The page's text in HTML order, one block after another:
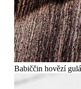
Babiččin hovězí